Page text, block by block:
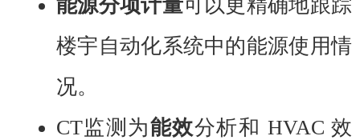
能源分项计量可以更精确地跟踪
楼宇自动化系统中的能源使用情
况。
CT监测为能效分析和 HVAC 效